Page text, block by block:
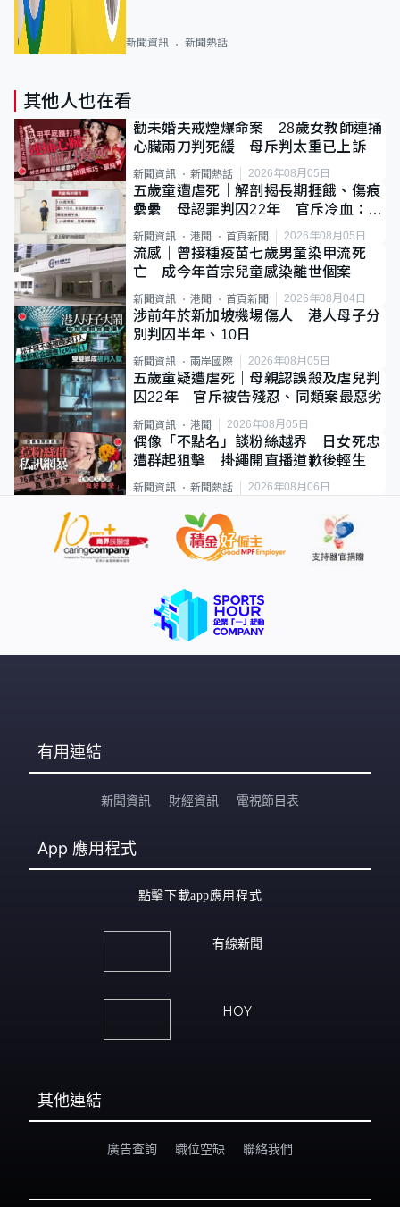
新聞資訊 新聞熱話
其他人也在看
勸未婚夫戒煙爆命案 28歲女教師連捅
心臟兩刀判死緩 母斥判太重已上訴
新聞資訊 新聞熱話 2026年08月05日
五歲童遭虐死｜解剖揭長期捱餓、傷痕
纍纍 母認罪判囚22年 官斥冷血：同
類案最惡劣
新聞資訊 港聞 首頁新聞 2026年08月05日
流感｜曾接種疫苗七歲男童染甲流死
亡 成今年首宗兒童感染離世個案
新聞資訊 港聞 首頁新聞 2026年08月04日
涉前年於新加坡機場傷人 港人母子分
別判囚半年、10日
新聞資訊 兩岸國際 2026年08月05日
五歲童疑遭虐死｜母親認誤殺及虐兒判
囚22年 官斥被告殘忍、同類案最惡劣
新聞資訊 港聞 2026年08月05日
偶像「不點名」談粉絲越界 日女死忠
遭群起狙擊 掛繩開直播道歉後輕生
新聞資訊 新聞熱話 2026年08月06日
有用連結
新聞資訊 財經資訊 電視節目表
App 應用程式
點擊下載app應用程式
有線新聞
HOY
其他連結
廣告查詢 職位空缺 聯絡我們